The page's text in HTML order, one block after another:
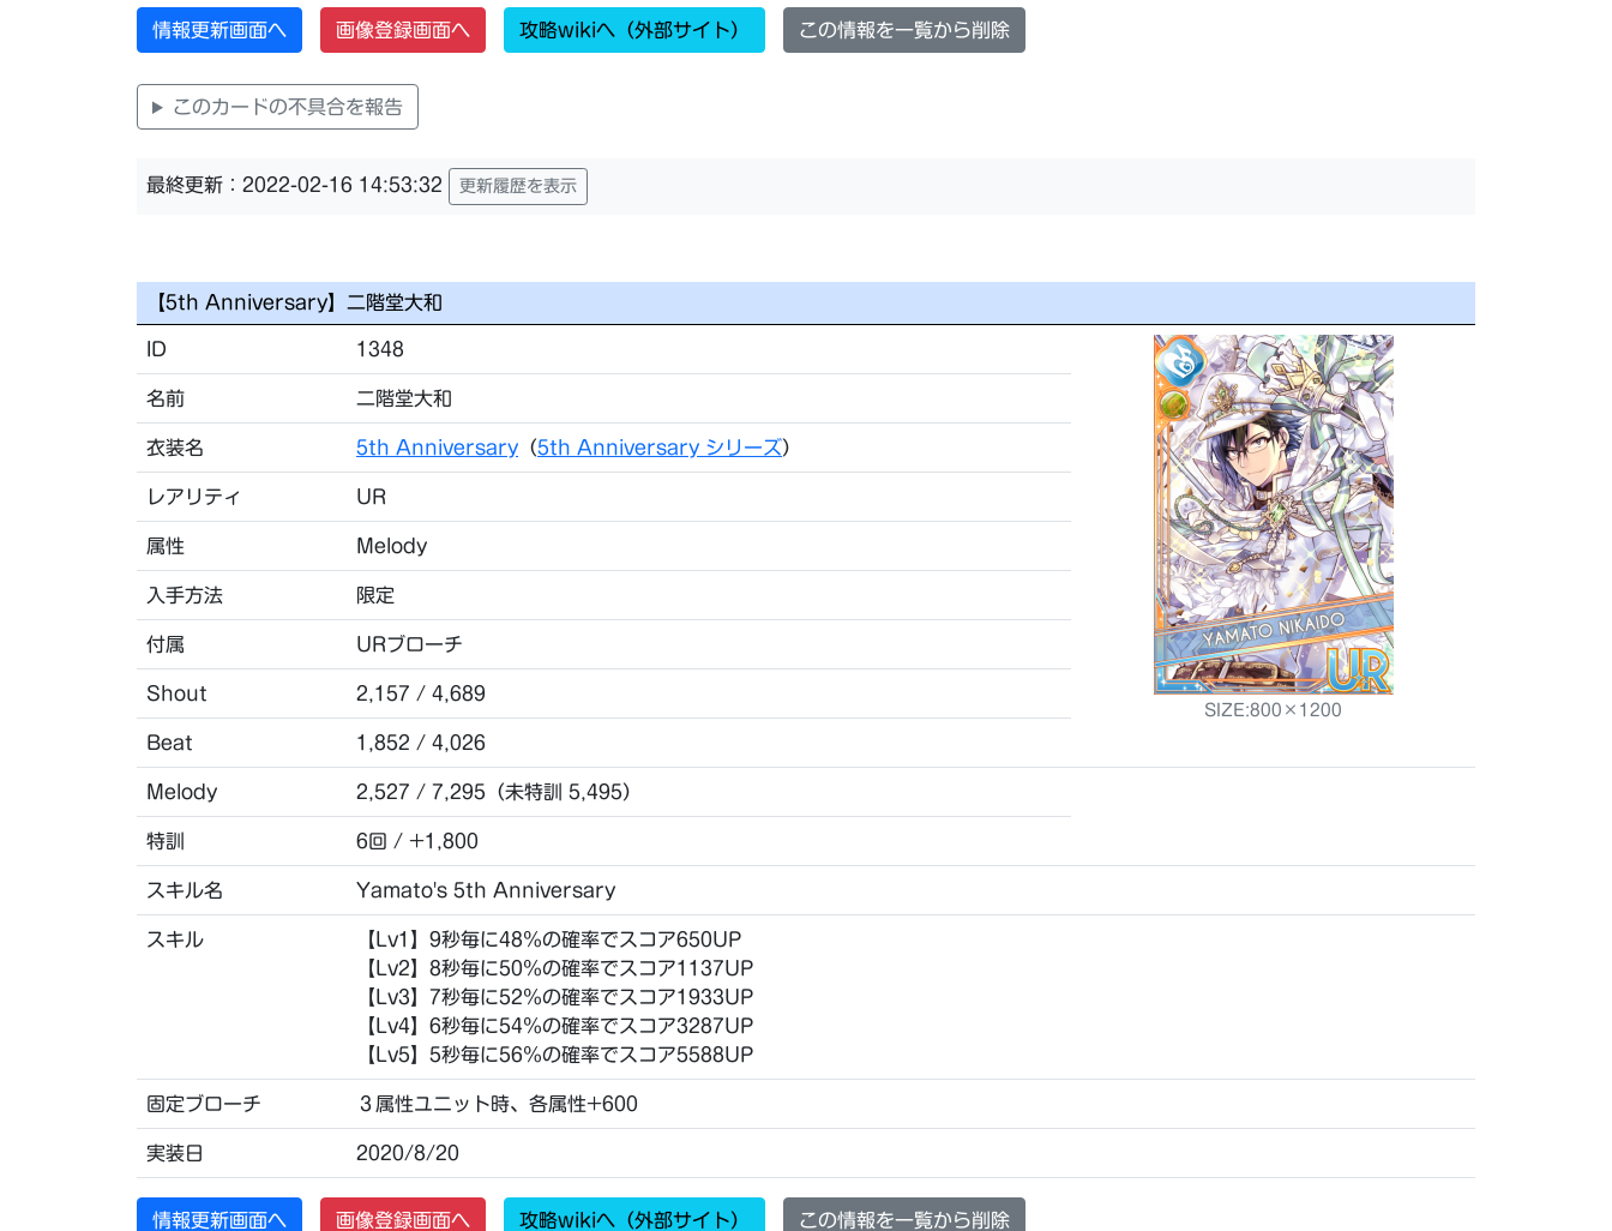
情報更新画面へ 画像登録画面へ 攻略wikiへ（外部サイト） この情報を一覧から削除
このカードの不具合を報告
最終更新：2022-02-16 14:53:32 更新履歴を表示
【5th Anniversary】二階堂大和
ID 1348
SIZE:800×1200
名前 二階堂大和
衣装名 5th Anniversary （5th Anniversary シリーズ）
レアリティ UR
属性 Melody
入手方法 限定
付属 URブローチ
Shout 2,157 / 4,689
Beat 1,852 / 4,026
Melody 2,527 / 7,295（未特訓 5,495）
特訓 6回 / +1,800
スキル名 Yamato's 5th Anniversary
スキル
【Lv1】9秒毎に48％の確率でスコア650UP
【Lv2】8秒毎に50％の確率でスコア1137UP
【Lv3】7秒毎に52％の確率でスコア1933UP
【Lv4】6秒毎に54％の確率でスコア3287UP
【Lv5】5秒毎に56％の確率でスコア5588UP
固定ブローチ ３属性ユニット時、各属性+600
実装日 2020/8/20
情報更新画面へ 画像登録画面へ 攻略wikiへ（外部サイト） この情報を一覧から削除